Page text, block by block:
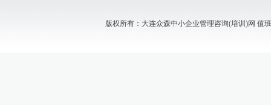
版权所有：大连众森中小企业管理咨询(培训)网 值